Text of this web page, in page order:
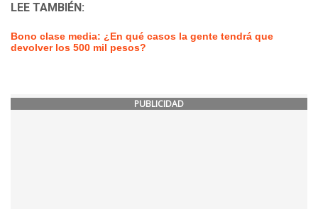
LEE TAMBIÉN:
Bono clase media: ¿En qué casos la gente tendrá que
devolver los 500 mil pesos?
PUBLICIDAD